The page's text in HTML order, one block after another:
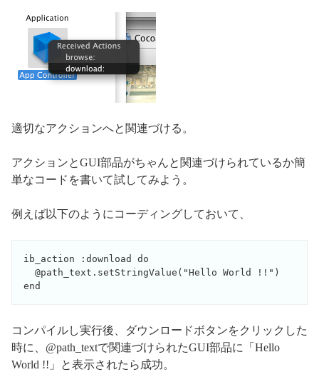
適切なアクションへと関連づける。
アクションとGUI部品がちゃんと関連づけられているか簡
単なコードを書いて試してみよう。
例えば以下のようにコーディングしておいて、
ib_action :download do
  @path_text.setStringValue("Hello World !!")
end
コンパイルし実行後、ダウンロードボタンをクリックした
時に、@path_textで関連づけられたGUI部品に「Hello
World !!」と表示されたら成功。